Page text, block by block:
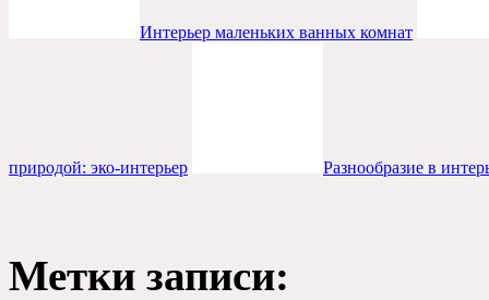
Интерьер маленьких ванных комнат
природой: эко-интерьер Разнообразие в
Метки записи: